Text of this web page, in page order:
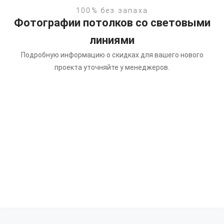
100% без запаха
Фотографии потолков со световыми
линиями
Подробную информацию о скидках для вашего нового
проекта уточняйте у менеджеров.